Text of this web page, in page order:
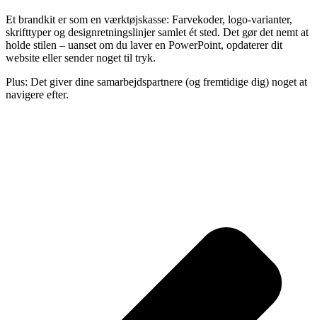
Et brandkit er som en værktøjskasse: Farvekoder, logo-varianter,
skrifttyper og designretningslinjer samlet ét sted. Det gør det nemt at
holde stilen – uanset om du laver en PowerPoint, opdaterer dit
website eller sender noget til tryk.
Plus: Det giver dine samarbejdspartnere (og fremtidige dig) noget at
navigere efter.